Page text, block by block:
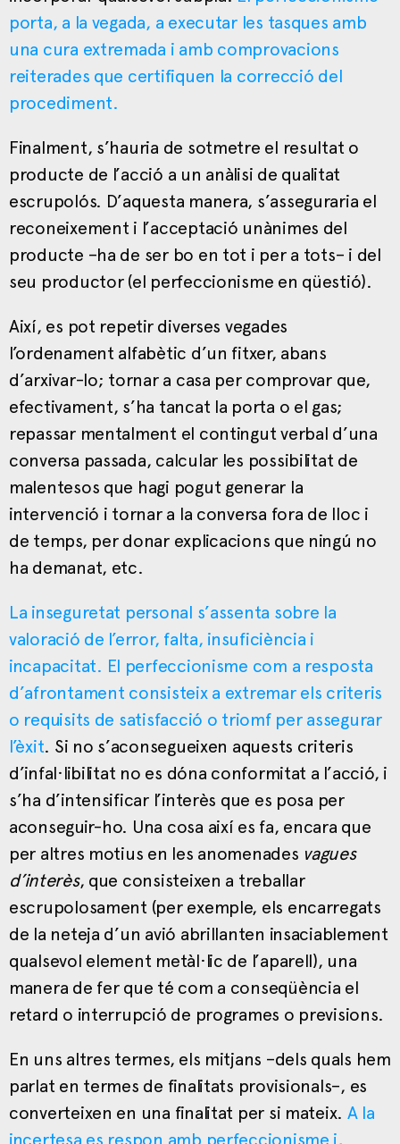
porta, a la vegada, a executar les tasques amb
una cura extremada i amb comprovacions
reiterades que certifiquen la correcció del
procediment.
Finalment, s’hauria de sotmetre el resultat o
producte de l’acció a un anàlisi de qualitat
escrupolós. D’aquesta manera, s’asseguraria el
reconeixement i l’acceptació unànimes del
producte –ha de ser bo en tot i per a tots– i del
seu productor (el perfeccionisme en qüestió).
Així, es pot repetir diverses vegades
l’ordenament alfabètic d’un fitxer, abans
d’arxivar-lo; tornar a casa per comprovar que,
efectivament, s’ha tancat la porta o el gas;
repassar mentalment el contingut verbal d’una
conversa passada, calcular les possibilitat de
malentesos que hagi pogut generar la
intervenció i tornar a la conversa fora de lloc i
de temps, per donar explicacions que ningú no
ha demanat, etc.
La inseguretat personal s’assenta sobre la
valoració de l’error, falta, insuficiència i
incapacitat. El perfeccionisme com a resposta
d’afrontament consisteix a extremar els criteris
o requisits de satisfacció o triomf per assegurar
l’èxit. Si no s’aconsegueixen aquests criteris
d’infal·libilitat no es dóna conformitat a l’acció, i
s’ha d’intensificar l’interès que es posa per
aconseguir-ho. Una cosa així es fa, encara que
per altres motius en les anomenades vagues
d’interès, que consisteixen a treballar
escrupolosament (per exemple, els encarregats
de la neteja d’un avió abrillanten insaciablement
qualsevol element metàl·lic de l’aparell), una
manera de fer que té com a conseqüència el
retard o interrupció de programes o previsions.
En uns altres termes, els mitjans –dels quals hem
parlat en termes de finalitats provisionals–, es
converteixen en una finalitat per si mateix. A la
incertesa es respon amb perfeccionisme i,